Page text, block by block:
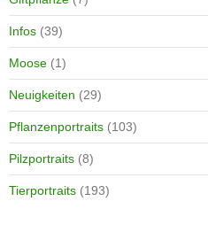
Infos (39)
Moose (1)
Neuigkeiten (29)
Pflanzenportraits (103)
Pilzportraits (8)
Tierportraits (193)